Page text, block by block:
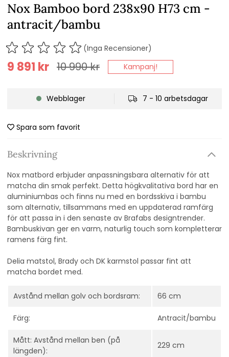
Nox Bamboo bord 238x90 H73 cm -
antracit/bambu
(Inga Recensioner)
10 990kr
9 891 kr Kampanj!
Webblager 7 - 10 arbetsdagar
Spara som favorit
Beskrivning
Nox matbord erbjuder anpassningsbara alternativ för att
matcha din smak perfekt. Detta högkvalitativa bord har en
aluminiumbas och finns nu med en bordsskiva i bambu
som alternativ, tillsammans med en uppdaterad ramfärg
för att passa in i den senaste av Brafabs designtrender.
Bambuskivan ger en varm, naturlig touch som kompletterar
ramens färg fint.
Delia matstol, Brady och DK karmstol passar fint att
matcha bordet med.
Avstånd mellan golv och bordsram: 66 cm
Färg: Antracit/bambu
Mått: Avstånd mellan ben (på
längden):
229 cm